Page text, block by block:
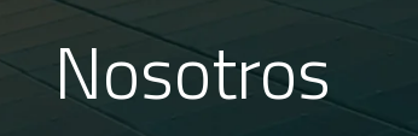
Nosotros